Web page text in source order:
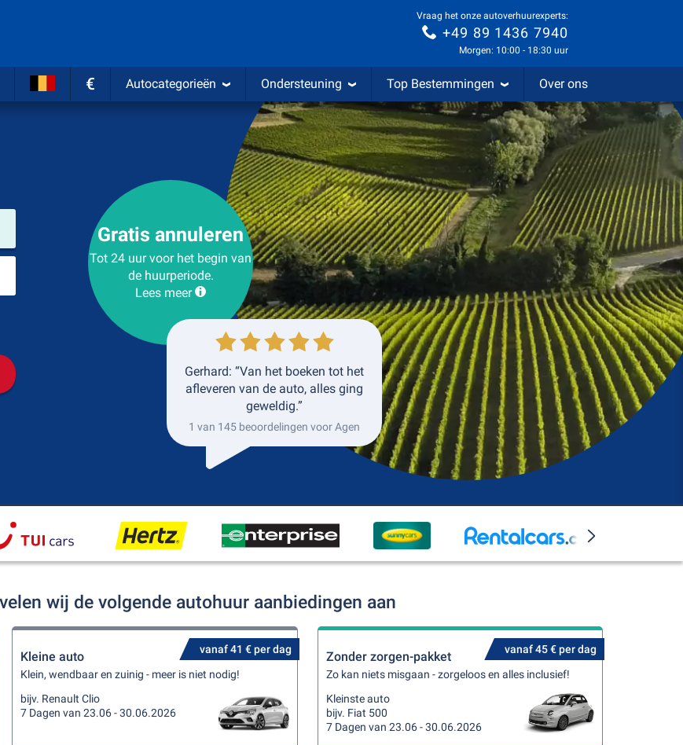
Vraag het onze autoverhuurexperts:
+49 89 1436 7940
Morgen: 10:00 - 18:30 uur
€ Autocategorieën Ondersteuning Top Bestemmingen Over ons
Plaats voor teruggave
Gratis annuleren
Tot 24 uur voor het begin van
de huurperiode.
Lees meer
Gerhard: “Van het boeken tot het
afleveren van de auto, alles ging
geweldig.”
1 van 145 beoordelingen voor Agen
wij de volgende autohuur aanbiedingen aan
vanaf 41 € per dag
Kleine auto
Klein, wendbaar en zuinig - meer is niet nodig!
bijv. Renault Clio
7 Dagen van 23.06 - 30.06.2026
vanaf 45 € per dag
Zonder zorgen-pakket
Zo kan niets misgaan - zorgeloos en alles inclusief!
Kleinste auto
bijv. Fiat 500
7 Dagen van 23.06 - 30.06.2026